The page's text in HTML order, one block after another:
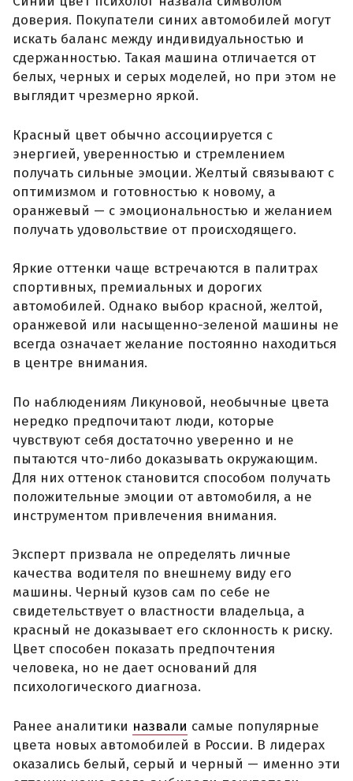
доверия. Покупатели синих автомобилей могут
искать баланс между индивидуальностью и
сдержанностью. Такая машина отличается от
белых, черных и серых моделей, но при этом не
выглядит чрезмерно яркой.
Красный цвет обычно ассоциируется с
энергией, уверенностью и стремлением
получать сильные эмоции. Желтый связывают с
оптимизмом и готовностью к новому, а
оранжевый — с эмоциональностью и желанием
получать удовольствие от происходящего.
Яркие оттенки чаще встречаются в палитрах
спортивных, премиальных и дорогих
автомобилей. Однако выбор красной, желтой,
оранжевой или насыщенно-зеленой машины не
всегда означает желание постоянно находиться
в центре внимания.
По наблюдениям Ликуновой, необычные цвета
нередко предпочитают люди, которые
чувствуют себя достаточно уверенно и не
пытаются что-либо доказывать окружающим.
Для них оттенок становится способом получать
положительные эмоции от автомобиля, а не
инструментом привлечения внимания.
Эксперт призвала не определять личные
качества водителя по внешнему виду его
машины. Черный кузов сам по себе не
свидетельствует о властности владельца, а
красный не доказывает его склонность к риску.
Цвет способен показать предпочтения
человека, но не дает оснований для
психологического диагноза.
Ранее аналитики назвали самые популярные
цвета новых автомобилей в России. В лидерах
оказались белый, серый и черный — именно эти